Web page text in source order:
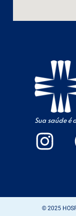
Sua saúde é
© 2025